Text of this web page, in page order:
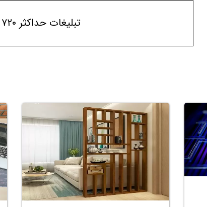
تبلیغات حداکثر ۷۲۰ در ۹۰